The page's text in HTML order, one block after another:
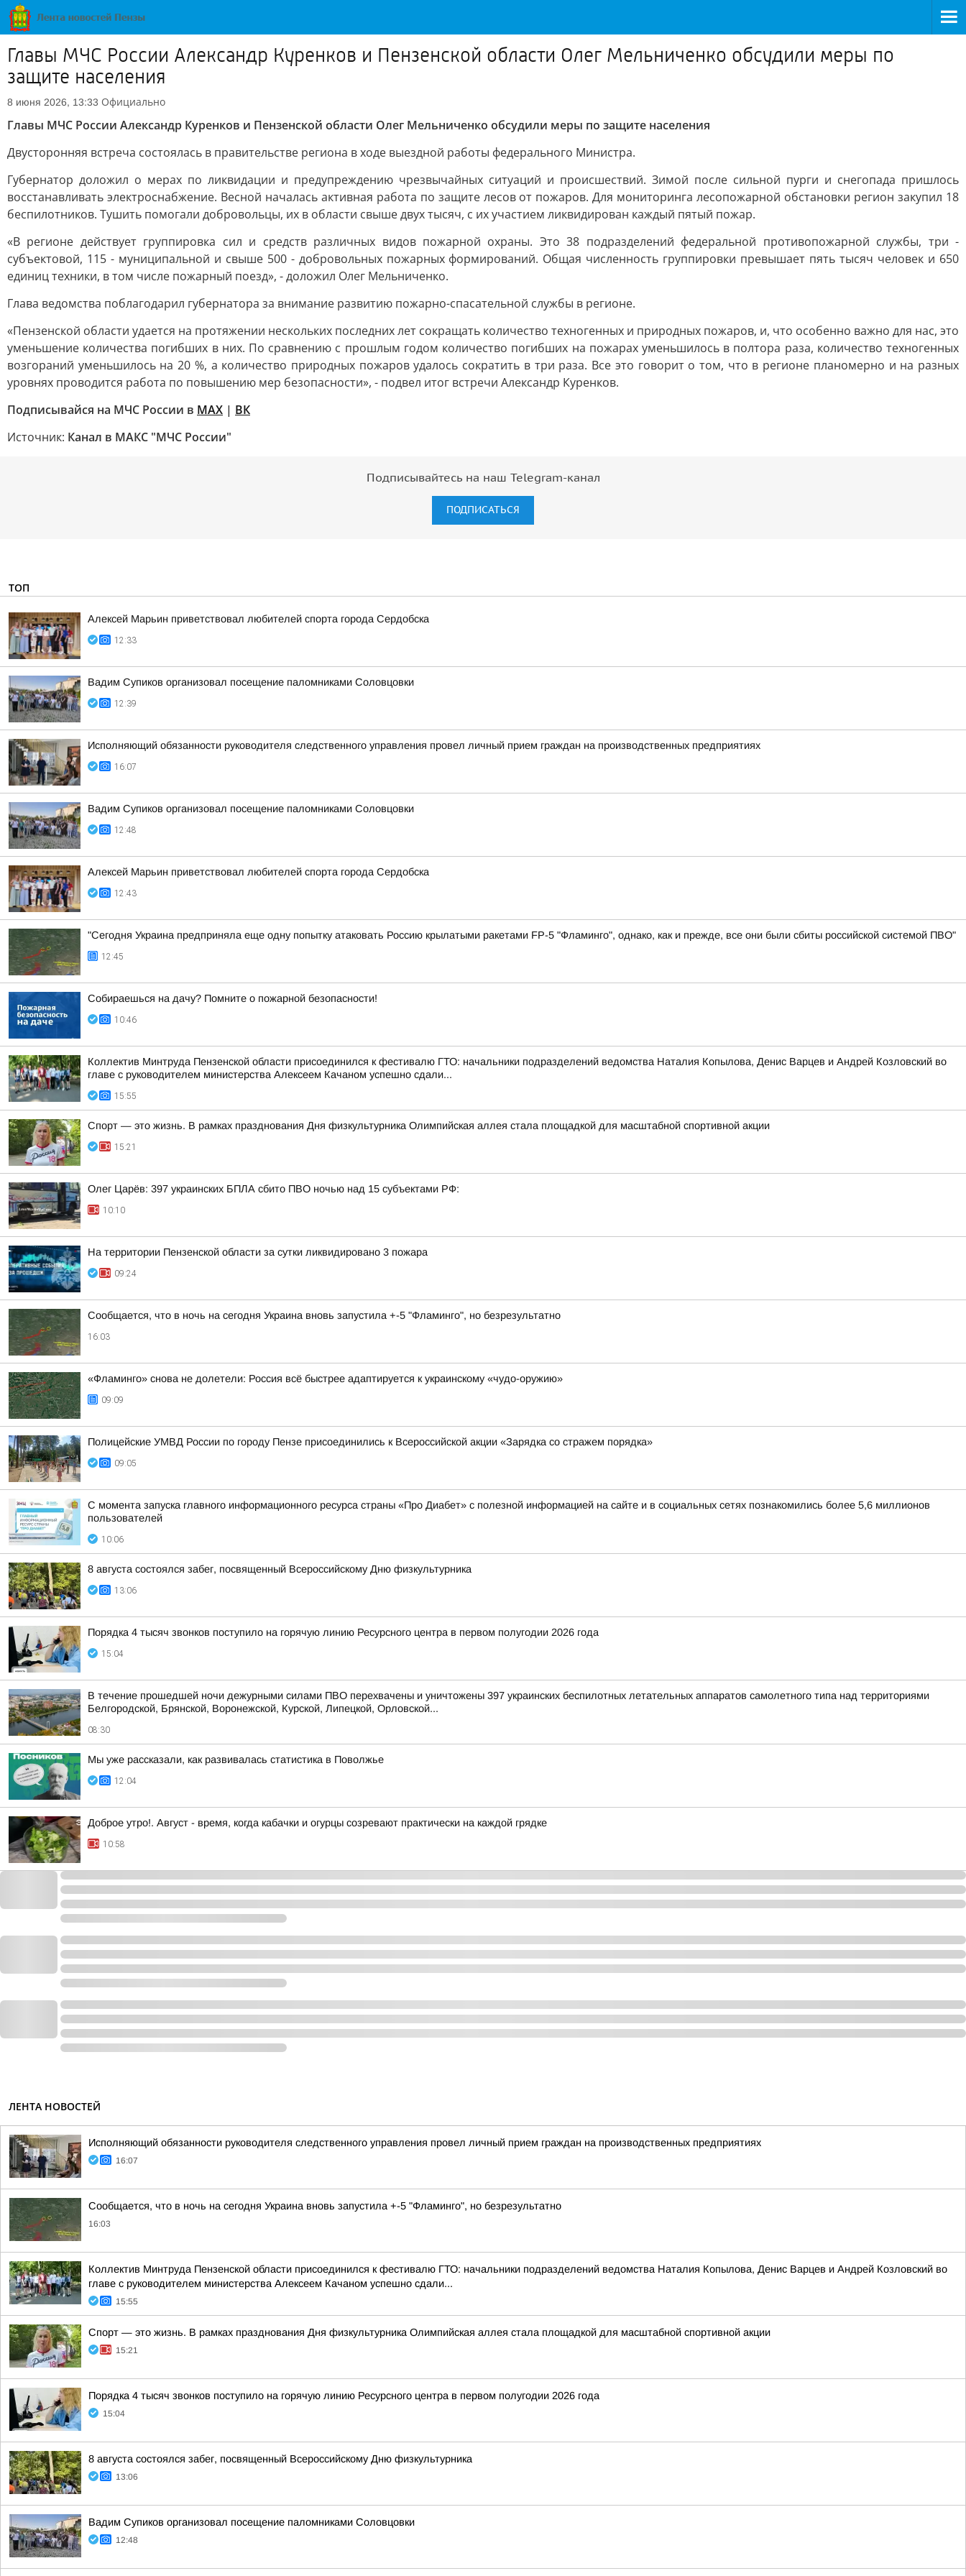
Главы МЧС России Александр Куренков и Пензенской области Олег Мельниченко обсудили меры по
защите населения
8 июня 2026, 13:33 Официально
Главы МЧС России Александр Куренков и Пензенской области Олег Мельниченко обсудили меры по защите населения
Двусторонняя встреча состоялась в правительстве региона в ходе выездной работы федерального Министра.
Губернатор доложил о мерах по ликвидации и предупреждению чрезвычайных ситуаций и происшествий. Зимой после сильной пурги и снегопада пришлось
восстанавливать электроснабжение. Весной началась активная работа по защите лесов от пожаров. Для мониторинга лесопожарной обстановки регион закупил 18
беспилотников. Тушить помогали добровольцы, их в области свыше двух тысяч, с их участием ликвидирован каждый пятый пожар.
«В регионе действует группировка сил и средств различных видов пожарной охраны. Это 38 подразделений федеральной противопожарной службы, три -
субъектовой, 115 - муниципальной и свыше 500 - добровольных пожарных формирований. Общая численность группировки превышает пять тысяч человек и 650
единиц техники, в том числе пожарный поезд», - доложил Олег Мельниченко.
Глава ведомства поблагодарил губернатора за внимание развитию пожарно-спасательной службы в регионе.
«Пензенской области удается на протяжении нескольких последних лет сокращать количество техногенных и природных пожаров, и, что особенно важно для нас, это
уменьшение количества погибших в них. По сравнению с прошлым годом количество погибших на пожарах уменьшилось в полтора раза, количество техногенных
возгораний уменьшилось на 20 %, а количество природных пожаров удалось сократить в три раза. Все это говорит о том, что в регионе планомерно и на разных
уровнях проводится работа по повышению мер безопасности», - подвел итог встречи Александр Куренков.
Подписывайся на МЧС России в MAX | ВК
Источник: Канал в МАКС "МЧС России"
Подписывайтесь на наш Telegram-канал
ПОДПИСАТЬСЯ
ТОП
Алексей Марьин приветствовал любителей спорта города Сердобска
12:33
Вадим Супиков организовал посещение паломниками Соловцовки
12:39
Исполняющий обязанности руководителя следственного управления провел личный прием граждан на производственных предприятиях
16:07
Вадим Супиков организовал посещение паломниками Соловцовки
12:48
Алексей Марьин приветствовал любителей спорта города Сердобска
12:43
"Сегодня Украина предприняла еще одну попытку атаковать Россию крылатыми ракетами FP-5 "Фламинго", однако, как и прежде, все они были сбиты российской системой ПВО"
12:45
Собираешься на дачу? Помните о пожарной безопасности!
10:46
Коллектив Минтруда Пензенской области присоединился к фестивалю ГТО: начальники подразделений ведомства Наталия Копылова, Денис Варцев и Андрей Козловский во
главе с руководителем министерства Алексеем Качаном успешно сдали...
15:55
Спорт — это жизнь. В рамках празднования Дня физкультурника Олимпийская аллея стала площадкой для масштабной спортивной акции
15:21
Олег Царёв: 397 украинских БПЛА сбито ПВО ночью над 15 субъектами РФ:
10:10
На территории Пензенской области за сутки ликвидировано 3 пожара
09:24
Сообщается, что в ночь на сегодня Украина вновь запустила +-5 "Фламинго", но безрезультатно
16:03
«Фламинго» снова не долетели: Россия всё быстрее адаптируется к украинскому «чудо-оружию»
09:09
Полицейские УМВД России по городу Пензе присоединились к Всероссийской акции «Зарядка со стражем порядка»
09:05
С момента запуска главного информационного ресурса страны «Про Диабет» с полезной информацией на сайте и в социальных сетях познакомились более 5,6 миллионов
пользователей
10:06
8 августа состоялся забег, посвященный Всероссийскому Дню физкультурника
13:06
Порядка 4 тысяч звонков поступило на горячую линию Ресурсного центра в первом полугодии 2026 года
15:04
В течение прошедшей ночи дежурными силами ПВО перехвачены и уничтожены 397 украинских беспилотных летательных аппаратов самолетного типа над территориями
Белгородской, Брянской, Воронежской, Курской, Липецкой, Орловской...
08:30
Мы уже рассказали, как развивалась статистика в Поволжье
12:04
Доброе утро!. Август - время, когда кабачки и огурцы созревают практически на каждой грядке
10:58
ЛЕНТА НОВОСТЕЙ
Исполняющий обязанности руководителя следственного управления провел личный прием граждан на производственных предприятиях
16:07
Сообщается, что в ночь на сегодня Украина вновь запустила +-5 "Фламинго", но безрезультатно
16:03
Коллектив Минтруда Пензенской области присоединился к фестивалю ГТО: начальники подразделений ведомства Наталия Копылова, Денис Варцев и Андрей Козловский во
главе с руководителем министерства Алексеем Качаном успешно сдали...
15:55
Спорт — это жизнь. В рамках празднования Дня физкультурника Олимпийская аллея стала площадкой для масштабной спортивной акции
15:21
Порядка 4 тысяч звонков поступило на горячую линию Ресурсного центра в первом полугодии 2026 года
15:04
8 августа состоялся забег, посвященный Всероссийскому Дню физкультурника
13:06
Вадим Супиков организовал посещение паломниками Соловцовки
12:48